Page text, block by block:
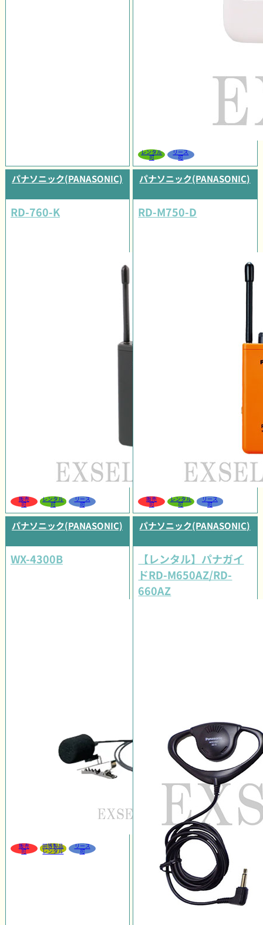
レンタル
可
リース
可
パナソニック(PANASONIC)
RD-760-K
販売
可
レンタル
可
リース
可
パナソニック(PANASONIC)
RD-M750-D
販売
可
レンタル
可
リース
可
パナソニック(PANASONIC)
WX-4300B
販売
可
同等製品
レンタル
リース
可
パナソニック(PANASONIC)
【レンタル】パナガイ
ドRD-M650AZ/RD-
660AZ